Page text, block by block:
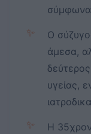
σύμφωνα
✨
Ο
άμεσα,
υγείας,
✨
Η